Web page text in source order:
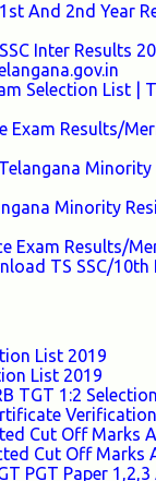
And 2nd Year
Inter Results
Selection List |
Exam Results/
Minority
Exam Results/
TS SSC/10th
List 2019
List 2019
TGT 1:2
Cut Off Marks
Cut Off Marks
PGT Paper 1,2,3